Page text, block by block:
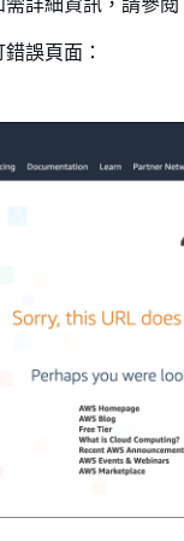
誤頁面：